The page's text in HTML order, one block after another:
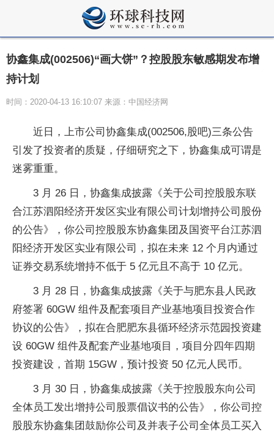
协鑫集成(002506)“画大饼”？控股股东敏感期发布增
持计划
时间：2020-04-13 16:10:07 来源：中国经济网
近日，上市公司协鑫集成(002506,股吧)三条公告
引发了投资者的质疑，仔细研究之下，协鑫集成可谓是
迷雾重重。
3 月 26 日，协鑫集成披露《关于公司控股股东联
合江苏泗阳经济开发区实业有限公司计划增持公司股份
的公告》，你公司控股股东协鑫集团及国资平台江苏泗
阳经济开发区实业有限公司，拟在未来 12 个月内通过
证券交易系统增持不低于 5 亿元且不高于 10 亿元。
3 月 28 日，协鑫集成披露《关于与肥东县人民政
府签署 60GW 组件及配套项目产业基地项目投资合作
协议的公告》，拟在合肥肥东县循环经济示范园投资建
设 60GW 组件及配套产业基地项目，项目分四年四期
投资建设，首期 15GW，预计投资 50 亿元人民币。
3 月 30 日，协鑫集成披露《关于控股股东向公司
全体员工发出增持公司股票倡议书的公告》，你公司控
股股东协鑫集团鼓励你公司及并表子公司全体员工买入